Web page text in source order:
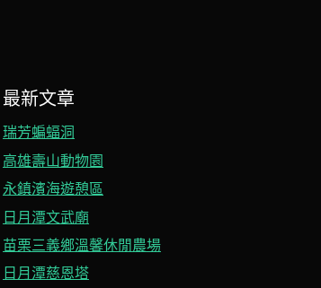
最新文章
瑞芳蝙蝠洞
高雄壽山動物園
永鎮濱海遊憩區
日月潭文武廟
苗栗三義鄉溫馨休閒農場
日月潭慈恩塔